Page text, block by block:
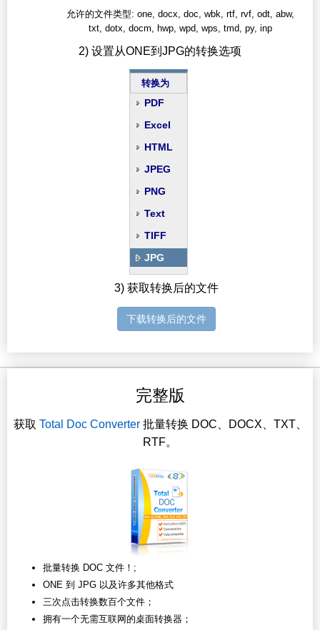
允许的文件类型: one, docx, doc, wbk, rtf, rvf, odt, abw,
txt, dotx, docm, hwp, wpd, wps, tmd, py, inp
2) 设置从ONE到JPG的转换选项
转换为
PDF
Excel
HTML
JPEG
PNG
Text
TIFF
JPG
3) 获取转换后的文件
下载转换后的文件
完整版
获取 Total Doc Converter批量转换 DOC、DOCX、TXT、
RTF。
批量转换 DOC 文件！;
ONE 到 JPG 以及许多其他格式
三次点击转换数百个文件；
拥有一个无需互联网的桌面转换器；